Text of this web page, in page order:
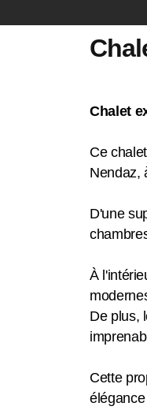
Chalet
Ce
Nendaz,
D'une
À
De plus,
Cette